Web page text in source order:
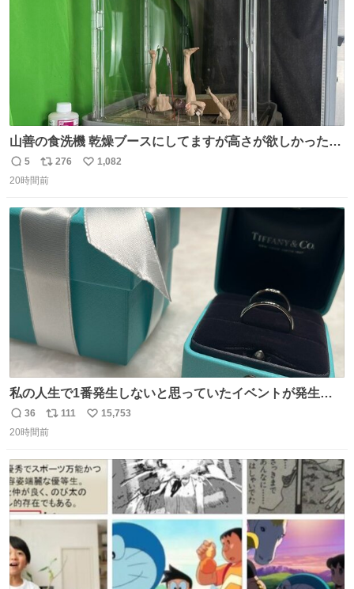
山善の食洗機 乾燥ブースにしてますが高さが欲しかったの
でコレクションケースを置くだけのツルセコ改造 扉が手前
に開き天井の温度もしっかり上がるのでかなり使いやすく
返
信
5
リ
ポ
ト
276
い
数
1,082
20時間前
私の人生で1番発生しないと思っていたイベントが発生し
ました
返
信
36
リ
ポ
ト
数
111
い
数
15,753
20時間前